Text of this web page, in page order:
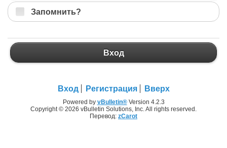
Запомнить?
Вход
Вход Регистрация Вверх
Powered by vBulletin®Version 4.2.3
Copyright © 2026 vBulletin Solutions, Inc. All rights reserved.
Перевод: zCarot